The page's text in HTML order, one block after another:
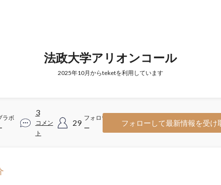
法政大学アリオンコール
2025年10月からteketを利用しています
ラボ
3
コメン
ト
29
フォロワ
ー
フォローして最新情報を受け